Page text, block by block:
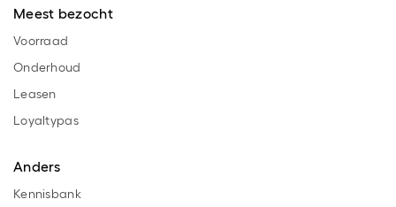
Meest bezocht
Voorraad
Onderhoud
Leasen
Loyaltypas
Anders
Kennisbank